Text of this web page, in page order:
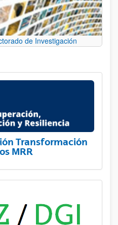
de Investigación
Transformación
MRR